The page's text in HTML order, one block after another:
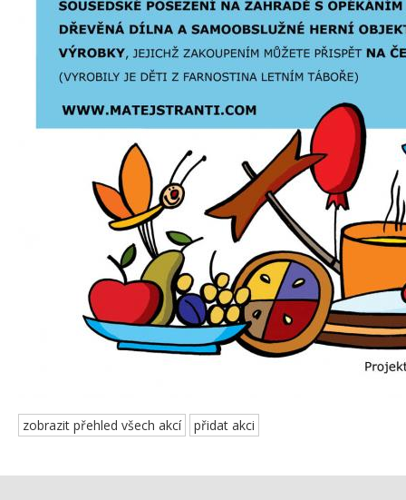
zobrazit přehled všech akcí přidat akci